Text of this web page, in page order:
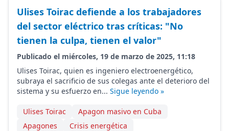
Ulises Toirac defiende a los trabajadores
del sector eléctrico tras críticas: "No
tienen la culpa, tienen el valor"
Publicado el miércoles, 19 de marzo de 2025, 11:18
Ulises Toirac, quien es ingeniero electroenergético,
subraya el sacrificio de sus colegas ante el deterioro del
sistema y su esfuerzo en... Sigue leyendo »
Ulises Toirac
Apagon masivo en Cuba
Apagones
Crisis energética